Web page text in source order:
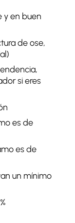
y en buen
de ose,
si eres
es de
es de
un mínimo